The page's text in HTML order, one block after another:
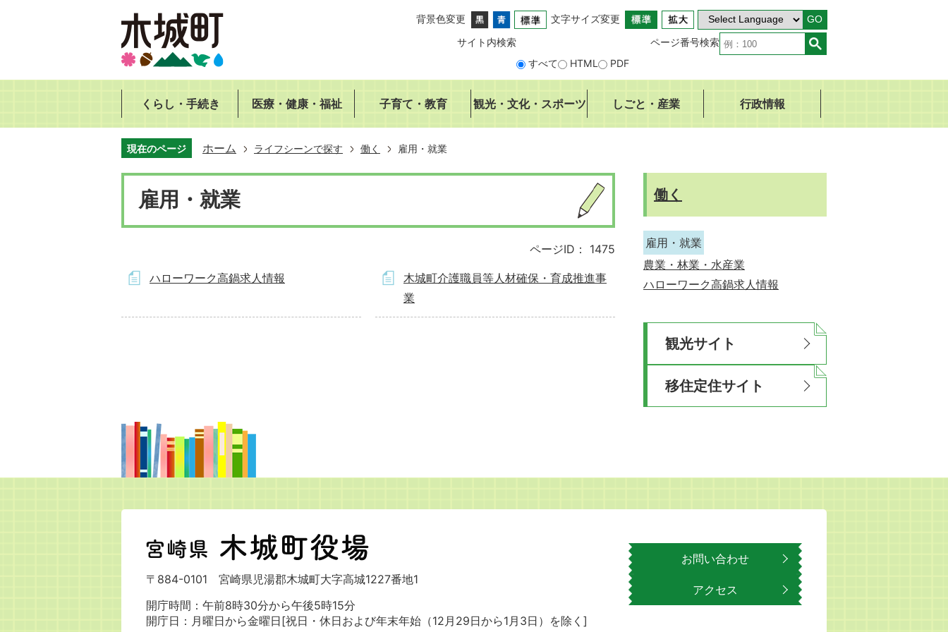
背景色変更 文字サイズ変更 GO
サイト内検索
すべて
HTML PDF
ページ番号検索
くらし・手続き 医療・健康・福祉 子育て・教育 観光・文化・スポーツ しごと・産業 行政情報
現在のページ ホーム ライフシーンで探す 働く 雇用・就業
雇用・就業
ページID： 1475
ハローワーク高鍋求人情報
木城町介護職員等人材確保・育成推進事
業
働く
雇用・就業
農業・林業・水産業
ハローワーク高鍋求人情報
観光サイト
移住定住サイト
宮
崎
県
木
城
町
〒884-0101 宮崎県児湯郡木城町大字高城1227番地1
開庁時間：午前8時30分から午後5時15分
開庁日：月曜日から金曜日[祝日・休日および年末年始（12月29日から1月3日）を除く]
お問い合わせ
アクセス